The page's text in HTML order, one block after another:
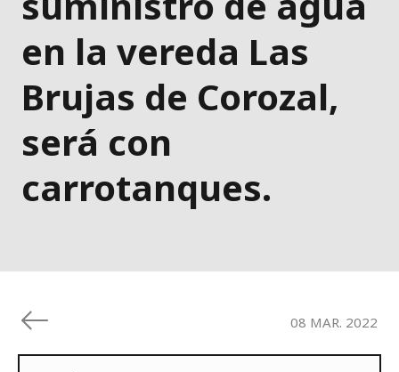
en la vereda Las
Brujas de Corozal,
será con
carrotanques.
08 MAR. 2022